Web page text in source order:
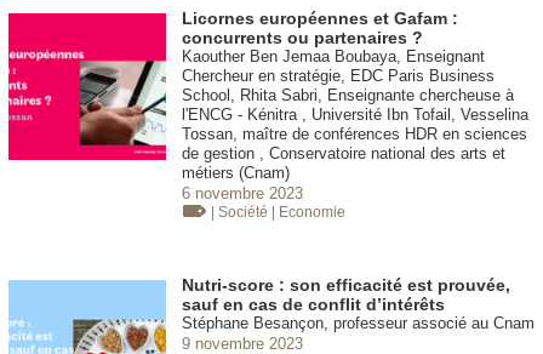
Licornes européennes et Gafam :
concurrents ou partenaires ?
Kaouther Ben Jemaa Boubaya, Enseignant
Chercheur en stratégie, EDC Paris Business
School, Rhita Sabri, Enseignante chercheuse à
l'ENCG - Kénitra , Université Ibn Tofail, Vesselina
Tossan, maître de conférences HDR en sciences
de gestion , Conservatoire national des arts et
métiers (Cnam)
6 novembre 2023
| Société | Economie
Nutri-score : son efficacité est prouvée,
sauf en cas de conflit d’intérêts
Stéphane Besançon, professeur associé au Cnam
9 novembre 2023